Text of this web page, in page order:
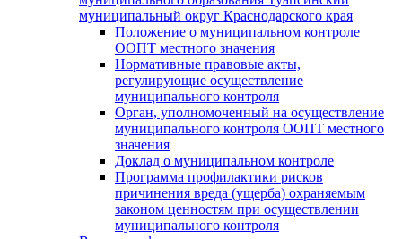
муниципальный округ Краснодарского края
Положение о муниципальном контроле
ООПТ местного значения
Нормативные правовые акты,
регулирующие осуществление
муниципального контроля
Орган, уполномоченный на осуществление
муниципального контроля ООПТ местного
значения
Доклад о муниципальном контроле
Программа профилактики рисков
причинения вреда (ущерба) охраняемым
законом ценностям при осуществлении
муниципального контроля